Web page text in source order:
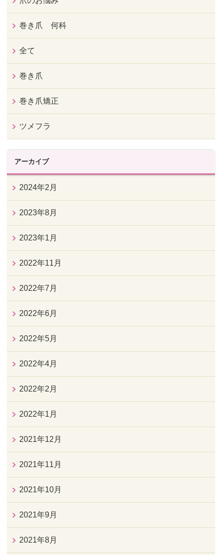
巻き爪 何科
全て
巻き爪
巻き爪矯正
ツメフラ
アーカイブ
2024年2月
2023年8月
2023年1月
2022年11月
2022年7月
2022年6月
2022年5月
2022年4月
2022年2月
2022年1月
2021年12月
2021年11月
2021年10月
2021年9月
2021年8月